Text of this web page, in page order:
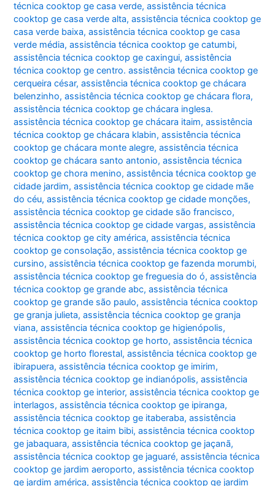
técnica cooktop ge casa verde,assistência técnica
cooktop ge casa verde alta,assistência técnica cooktop ge
casa verde baixa,assistência técnica cooktop ge casa
verde média,assistência técnica cooktop ge catumbi,
assistência técnica cooktop ge caxingui,assistência
técnica cooktop ge centro. assistência técnica cooktop ge
cerqueira césar,assistência técnica cooktop ge chácara
belenzinho,assistência técnica cooktop ge chácara flora,
assistência técnica cooktop ge chácara inglesa.
assistência técnica cooktop ge chácara itaim,assistência
técnica cooktop ge chácara klabin,assistência técnica
cooktop ge chácara monte alegre,assistência técnica
cooktop ge chácara santo antonio,assistência técnica
cooktop ge chora menino,assistência técnica cooktop ge
cidade jardim,assistência técnica cooktop ge cidade mãe
do céu,assistência técnica cooktop ge cidade monções,
assistência técnica cooktop ge cidade são francisco,
assistência técnica cooktop ge cidade vargas,assistência
técnica cooktop ge city américa,assistência técnica
cooktop ge consolação,assistência técnica cooktop ge
cursino,assistência técnica cooktop ge fazenda morumbi,
assistência técnica cooktop ge freguesia do ó,assistência
técnica cooktop ge grande abc,assistência técnica
cooktop ge grande são paulo,assistência técnica cooktop
ge granja julieta,assistência técnica cooktop ge granja
viana,assistência técnica cooktop ge higienópolis,
assistência técnica cooktop ge horto,assistência técnica
cooktop ge horto florestal,assistência técnica cooktop ge
ibirapuera,assistência técnica cooktop ge imirim,
assistência técnica cooktop ge indianópolis,assistência
técnica cooktop ge interior,assistência técnica cooktop ge
interlagos,assistência técnica cooktop ge ipiranga,
assistência técnica cooktop ge itaberaba,assistência
técnica cooktop ge itaim bibi,assistência técnica cooktop
ge jabaquara,assistência técnica cooktop ge jaçanã,
assistência técnica cooktop ge jaguaré,assistência técnica
cooktop ge jardim aeroporto,assistência técnica cooktop
ge jardim américa,assistência técnica cooktop ge jardim